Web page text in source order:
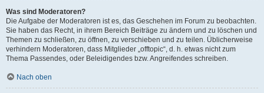
Was sind Moderatoren?
Die Aufgabe der Moderatoren ist es, das Geschehen im Forum zu beobachten.
Sie haben das Recht, in ihrem Bereich Beiträge zu ändern und zu löschen und
Themen zu schließen, zu öffnen, zu verschieben und zu teilen. Üblicherweise
verhindern Moderatoren, dass Mitglieder „offtopic“, d. h. etwas nicht zum
Thema Passendes, oder Beleidigendes bzw. Angreifendes schreiben.
Nach oben